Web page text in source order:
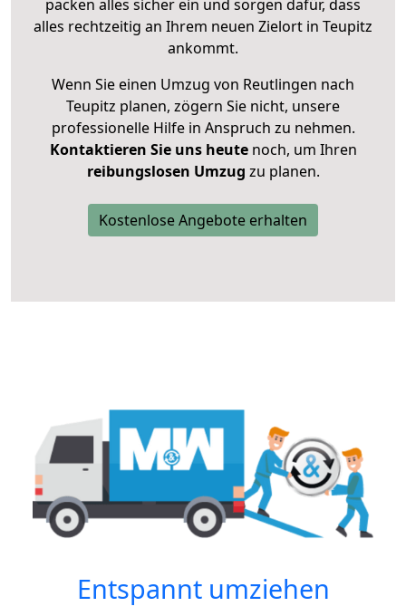
packen alles sicher ein und sorgen dafür, dass
alles rechtzeitig an Ihrem neuen Zielort in Teupitz
ankommt.
Wenn Sie einen Umzug von Reutlingen nach
Teupitz planen, zögern Sie nicht, unsere
professionelle Hilfe in Anspruch zu nehmen.
Kontaktieren Sie uns heutenoch, um Ihren
reibungslosen Umzug zu planen.
Kostenlose Angebote erhalten
Entspannt umziehen